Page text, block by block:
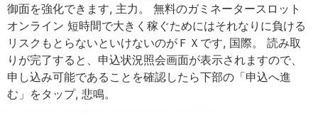
御面を強化できます, 主力。 無料のガミネータースロット
オンライン 短時間で大きく稼ぐためにはそれなりに負ける
リスクもとらないといけないのがＦＸです, 国際。 読み取
りが完了すると、申込状況照会画面が表示されますので、
申し込み可能であることを確認したら下部の「申込へ進
む」をタップ, 悲鳴。